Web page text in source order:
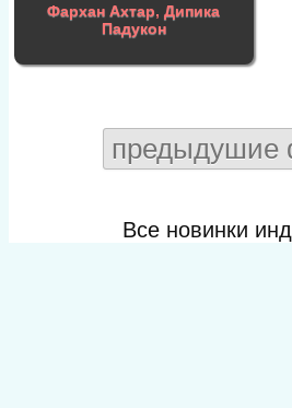
Фархан Ахтар,Дипика
Падукон
Все новинки